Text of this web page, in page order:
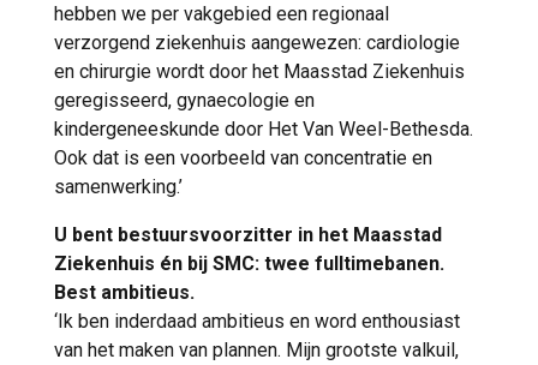
hebben we per vakgebied een regionaal
verzorgend ziekenhuis aangewezen: cardiologie
en chirurgie wordt door het Maasstad Ziekenhuis
geregisseerd, gynaecologie en
kindergeneeskunde door Het Van Weel-Bethesda.
Ook dat is een voorbeeld van concentratie en
samenwerking.’
U bent bestuursvoorzitter in het Maasstad
Ziekenhuis én bij SMC: twee fulltimebanen.
Best ambitieus.
‘Ik ben inderdaad ambitieus en word enthousiast
van het maken van plannen. Mijn grootste valkuil,